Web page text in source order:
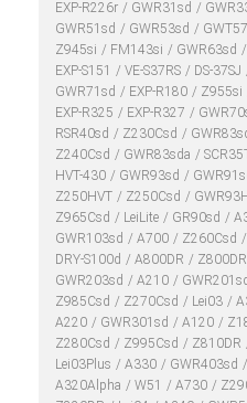
EXP-R226r
GWR31sd
GWR51sd
GWR53sd
Z945si
FM143si GWR63sd
EXP-S151
VE-S37RS DS-37SJ
GWR71sd
EXP-R180 Z955si
EXP-R325
EXP-R327
RSR40sd
Z230Csd
Z240Csd
GWR83sda
HVT-430
GWR93sd
Z250HVT
Z250Csd
Z965Csd
LeiLite GR90sd
GWR103sd
A700 Z260Csd
DRY-S100d
A800DR Z800DR
GWR203sd
A210 GWR201sd
Z985Csd
Z270Csd Lei03
A220
GWR301sd A120
Z280Csd
Z995Csd Z810DR
Lei03Plus
A330 GWR403sd
A320Alpha
W51 A730